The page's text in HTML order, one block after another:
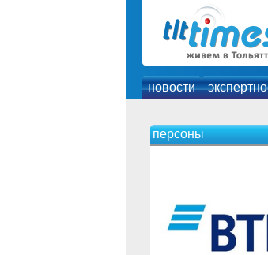
новости
персоны